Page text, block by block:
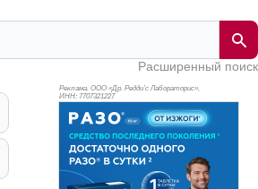
Расширенный поиск
Реклама. ООО «Др. Редди’с Лабораторис»,
ИНН: 7707321227